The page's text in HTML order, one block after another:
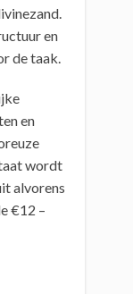
en
de taak.
en
wordt
alvorens
€12 –